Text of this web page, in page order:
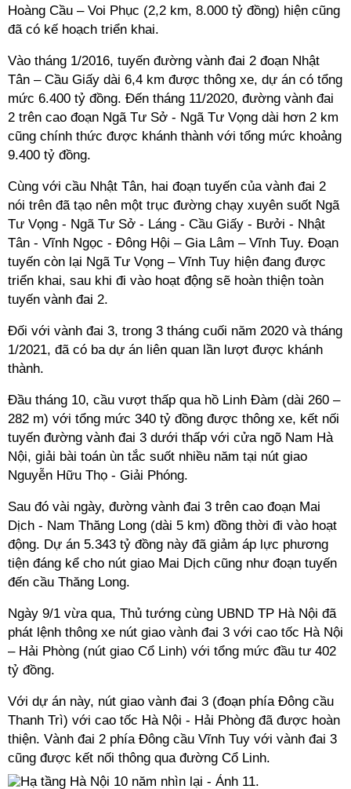
Hoàng Cầu – Voi Phục (2,2 km, 8.000 tỷ đồng) hiện cũng
đã có kế hoạch triển khai.
Vào tháng 1/2016, tuyến đường vành đai 2 đoạn Nhật
Tân – Cầu Giấy dài 6,4 km được thông xe, dự án có tổng
mức 6.400 tỷ đồng. Đến tháng 11/2020, đường vành đai
2 trên cao đoạn Ngã Tư Sở - Ngã Tư Vọng dài hơn 2 km
cũng chính thức được khánh thành với tổng mức khoảng
9.400 tỷ đồng.
Cùng với cầu Nhật Tân, hai đoạn tuyến của vành đai 2
nói trên đã tạo nên một trục đường chạy xuyên suốt Ngã
Tư Vọng - Ngã Tư Sở - Láng - Cầu Giấy - Bưởi - Nhật
Tân - Vĩnh Ngọc - Đông Hội – Gia Lâm – Vĩnh Tuy. Đoạn
tuyến còn lại Ngã Tư Vọng – Vĩnh Tuy hiện đang được
triển khai, sau khi đi vào hoạt động sẽ hoàn thiện toàn
tuyến vành đai 2.
Đối với vành đai 3, trong 3 tháng cuối năm 2020 và tháng
1/2021, đã có ba dự án liên quan lần lượt được khánh
thành.
Đầu tháng 10, cầu vượt thấp qua hồ Linh Đàm (dài 260 –
282 m) với tổng mức 340 tỷ đồng được thông xe, kết nối
tuyến đường vành đai 3 dưới thấp với cửa ngõ Nam Hà
Nội, giải bài toán ùn tắc suốt nhiều năm tại nút giao
Nguyễn Hữu Thọ - Giải Phóng.
Sau đó vài ngày, đường vành đai 3 trên cao đoạn Mai
Dịch - Nam Thăng Long (dài 5 km) đồng thời đi vào hoạt
động. Dự án 5.343 tỷ đồng này đã giảm áp lực phương
tiện đáng kể cho nút giao Mai Dịch cũng như đoạn tuyến
đến cầu Thăng Long.
Ngày 9/1 vừa qua, Thủ tướng cùng UBND TP Hà Nội đã
phát lệnh thông xe nút giao vành đai 3 với cao tốc Hà Nội
– Hải Phòng (nút giao Cổ Linh) với tổng mức đầu tư 402
tỷ đồng.
Với dự án này, nút giao vành đai 3 (đoạn phía Đông cầu
Thanh Trì) với cao tốc Hà Nội - Hải Phòng đã được hoàn
thiện. Vành đai 2 phía Đông cầu Vĩnh Tuy với vành đai 3
cũng được kết nối thông qua đường Cổ Linh.